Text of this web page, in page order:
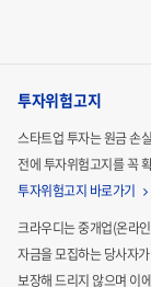
투자위험고지
스타트업 투자는 원금 손
전에 투자위험고지를 꼭
투자위험고지 바로가기
크라우디는 중개업(온라
자금을 모집하는당사자가
보장해 드리지 않으며 이